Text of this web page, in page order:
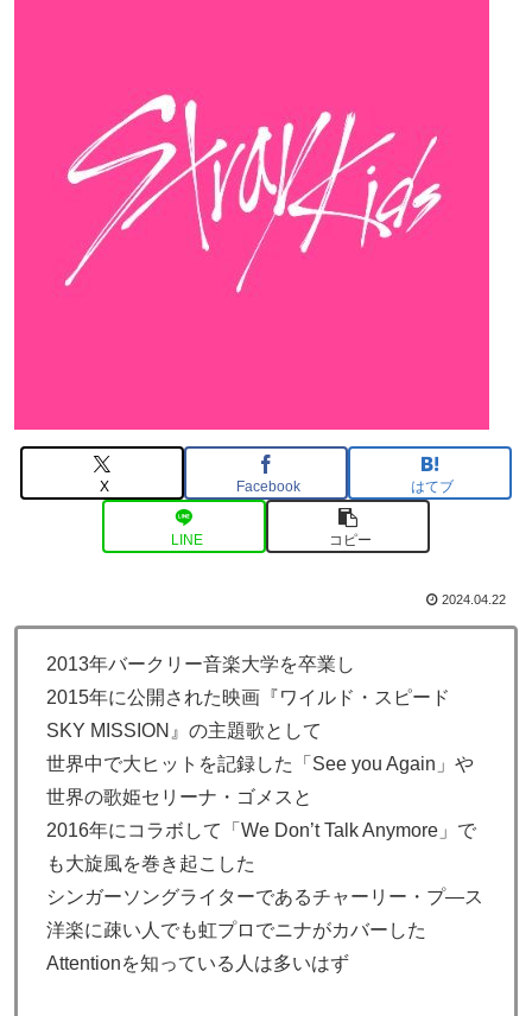
X Facebook はてブ
LINE コピー
2024.04.22
2013年バークリー音楽大学を卒業し
2015年に公開された映画『ワイルド・スピード
SKY MISSION』の主題歌として
世界中で大ヒットを記録した「See you Again」や
世界の歌姫セリーナ・ゴメスと
2016年にコラボして「We Don’t Talk Anymore」で
も大旋風を巻き起こした
シンガーソングライターであるチャーリー・プ―ス
洋楽に疎い人でも虹プロでニナがカバーした
Attentionを知っている人は多いはず